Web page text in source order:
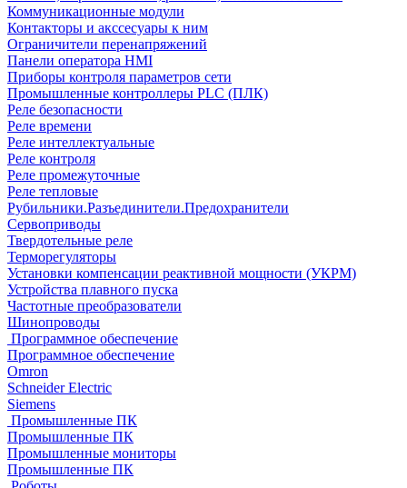
Коммуникационные модули
Контакторы и акссесуары к ним
Ограничители перенапряжений
Панели оператора HMI
Приборы контроля параметров сети
Промышленные контроллеры PLC (ПЛК)
Реле безопасности
Реле времени
Реле интеллектуальные
Реле контроля
Реле промежуточные
Реле тепловые
Рубильники.Разъединители.Предохранители
Сервоприводы
Твердотельные реле
Терморегуляторы
Установки компенсации реактивной мощности (УКРМ)
Устройства плавного пуска
Частотные преобразователи
Шинопроводы
Программное обеспечение
Программное обеспечение
Omron
Schneider Electric
Siemens
Промышленные ПК
Промышленные ПК
Промышленные мониторы
Промышленные ПК